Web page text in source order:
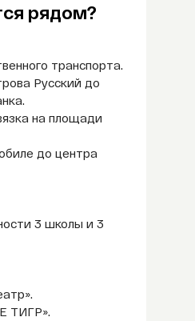
рядом?
транспорта.
Русский до
на площади
до центра
3 школы и 3
ТИГР».